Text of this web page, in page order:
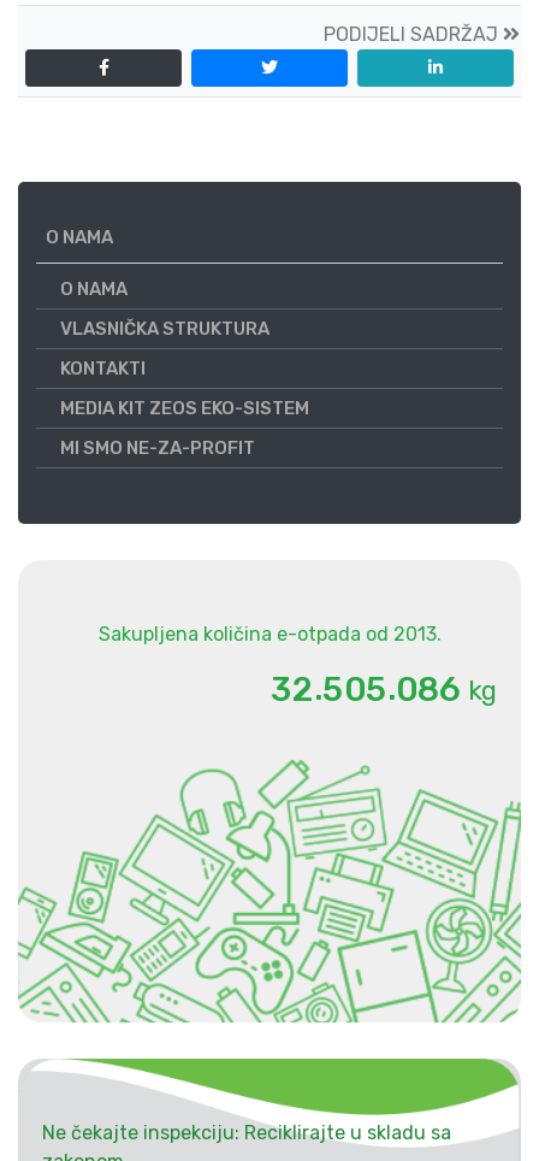
PODIJELI SADRŽAJ
O NAMA
O NAMA
VLASNIČKA STRUKTURA
KONTAKTI
MEDIA KIT ZEOS EKO-SISTEM
MI SMO NE-ZA-PROFIT
Sakupljena količina e-otpada od 2013.
32.505.086 kg
Ne čekajte inspekciju: Reciklirajte u skladu sa